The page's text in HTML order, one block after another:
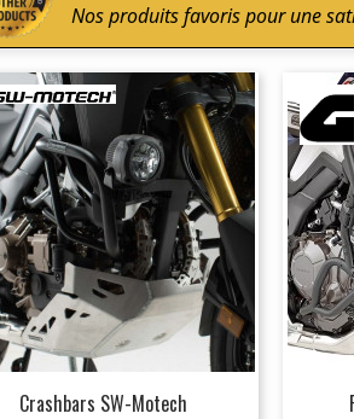
Nos produits favoris pour une
Crashbars SW-Motech